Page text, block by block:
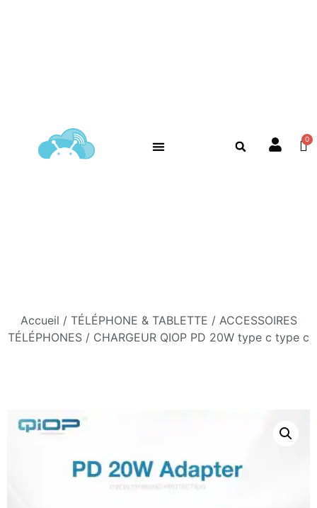
Accueil / TÉLÉPHONE & TABLETTE / ACCESSOIRES
TÉLÉPHONES / CHARGEUR QIOP PD 20W type c type c